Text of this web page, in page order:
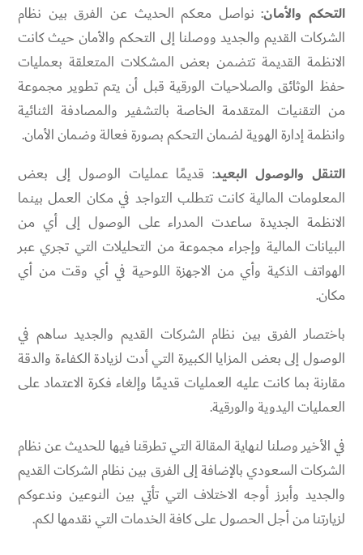
التحكم والأمان: نواصل معكم الحديث عن الفرق بين نظام
الشركات القديم والجديد ووصلنا إلى التحكم والأمان حيث كانت
الانظمة القديمة تتضمن بعض المشكلات المتعلقة بعمليات
حفظ الوثائق والصلاحيات الورقية قبل أن يتم تطوير مجموعة
من التقنيات المتقدمة الخاصة بالتشفير والمصادفة الثنائية
وانظمة إدارة الهوية لضمان التحكم بصورة فعالة وضمان الأمان.
التنقل والوصول البعيد: قديمًا عمليات الوصول إلى بعض
المعلومات المالية كانت تتطلب التواجد في مكان العمل بينما
الانظمة الجديدة ساعدت المدراء على الوصول إلى أي من
البيانات المالية وإجراء مجموعة من التحليلات التي تجري عبر
الهواتف الذكية وأي من الاجهزة اللوحية في أي وقت من أي
مكان.
باختصار الفرق بين نظام الشركات القديم والجديد ساهم في
الوصول إلى بعض المزايا الكبيرة التي أدت لزيادة الكفاءة والدقة
مقارنة بما كانت عليه العمليات قديمًا وإلغاء فكرة الاعتماد على
العمليات اليدوية والورقية.
في الأخير وصلنا لنهاية المقالة التي تطرقنا فيها للحديث عن نظام
الشركات السعودي بالإضافة إلى الفرق بين نظام الشركات القديم
والجديد وأبرز أوجه الاختلاف التي تأتي بين النوعين وندعوكم
لزيارتنا من أجل الحصول على كافة الخدمات التي نقدمها لكم.